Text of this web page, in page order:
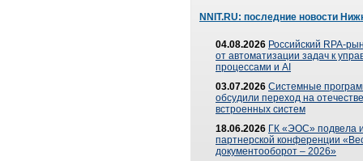
NNIT.RU: последние новости
04.08.2026 Российский RPA-
от автоматизации задач к
процессами и AI
03.07.2026 Системные
обсудили переход на
встроенных систем
18.06.2026 ГК «ЭОС» подвела
партнерской конференции
документооборот – 2026»